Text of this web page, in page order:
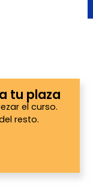
tu plaza
el curso.
resto.